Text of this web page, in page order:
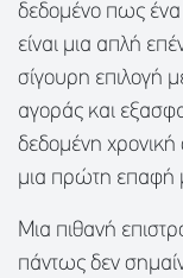
δεδομένο πως ένα
είναι μια απλή
σίγουρη επιλογή
αγοράς και
δεδομένη
μια πρώτη επαφή
Μια πιθανή
πάντως δεν